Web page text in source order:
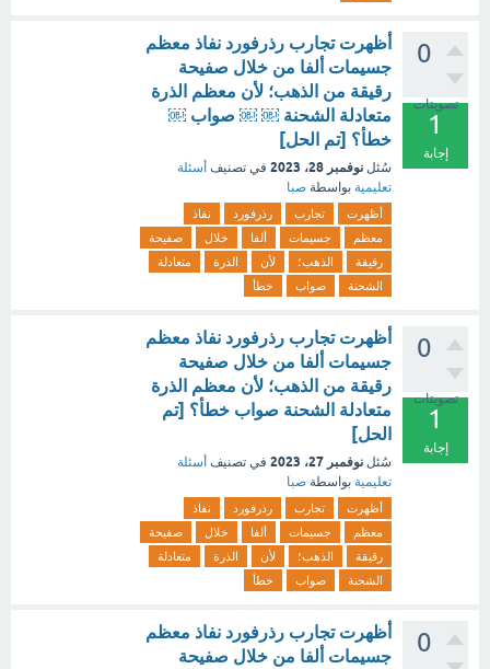
0
تصويتات
1
إجابة
أظهرت تجارب رذرفورد نفاذ معظم
جسيمات ألفا من خلال صفيحة
رقيقة من الذهب؛ لأن معظم الذرة
متعادلة الشحنة ￼ ￼ صواب ￼
خطأ؟ [تم الحل]
سُئل نوفمبر 28، 2023 في تصنيف أسئلة
تعليمية بواسطة صبا
أظهرت تجارب رذرفورد
نفاذ
معظم
جسيمات ألفا خلال
صفيحة
رقيقة
الذهب؛ لأن الذرة
متعادلة
الشحنة
صواب خطأ
0
تصويتات
1
إجابة
أظهرت تجارب رذرفورد نفاذ معظم
جسيمات ألفا من خلال صفيحة
رقيقة من الذهب؛ لأن معظم الذرة
متعادلة الشحنة صواب خطأ؟ [تم
الحل]
سُئل نوفمبر 27، 2023 في تصنيف أسئلة
تعليمية بواسطة صبا
أظهرت تجارب رذرفورد
نفاذ
معظم
جسيمات ألفا خلال
صفيحة
رقيقة
الذهب؛ لأن الذرة
متعادلة
الشحنة
صواب خطأ
0
أظهرت تجارب رذرفورد نفاذ معظم
جسيمات ألفا من خلال صفيحة